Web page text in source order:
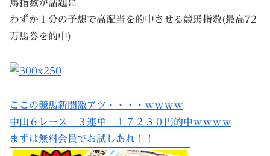
馬指数が話題に
わずか１分の予想で高配当を的中させる競馬指数(最高72
万馬券を的中)
ここの競馬新聞激アツ・・・・ｗｗｗｗ
中山６レース ３連単 １７２３０円的中ｗｗｗｗ
まずは無料会員でお試しあれ！！